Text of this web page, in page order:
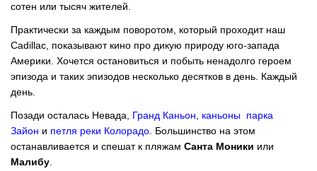
сотен или тысяч жителей.
Практически за каждым поворотом, который проходит наш
Cadillac, показывают кино про дикую природу юго-запада
Америки. Хочется остановиться и побыть ненадолго героем
эпизода и таких эпизодов несколько десятков в день. Каждый
день.
Позади осталась Невада, Гранд Каньон, каньоны парка
Зайон и петля реки Колорадо. Большинство на этом
останавливается и спешат к пляжам Санта Моники или
Малибу.